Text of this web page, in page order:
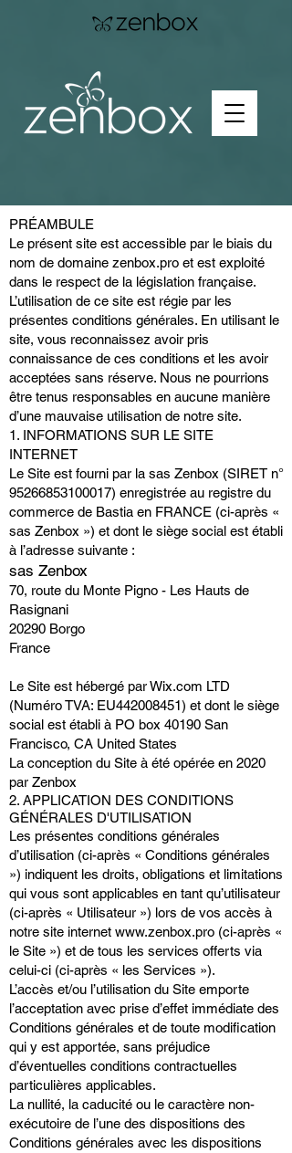
PRÉAMBULE
Le présent site est accessible par le biais du
nom de domaine zenbox.pro et est exploité
dans le respect de la législation française.
L’utilisation de ce site est régie par les
présentes conditions générales. En utilisant le
site, vous reconnaissez avoir pris
connaissance de ces conditions et les avoir
acceptées sans réserve. Nous ne pourrions
être tenus responsables en aucune manière
d’une mauvaise utilisation de notre site.
1. INFORMATIONS SUR LE SITE
INTERNET
Le Site est fourni par la sas Zenbox (SIRET n°
95266853100017) enregistrée au registre du
commerce de Bastia en FRANCE (ci-après «
sas Zenbox ») et dont le siège social est établi
à l’adresse suivante :
sas Zenbox
70, route du Monte Pigno - Les Hauts de
Rasignani
20290 Borgo
France
Le Site est hébergé par Wix.com LTD
(Numéro TVA: EU442008451) et dont le siège
social est établi à PO box 40190 San
Francisco, CA United States
La conception du Site à été opérée en 2020
par Zenbox
2. APPLICATION DES CONDITIONS
GÉNÉRALES D'UTILISATION
Les présentes conditions générales
d’utilisation (ci-après « Conditions générales
») indiquent les droits, obligations et limitations
qui vous sont applicables en tant qu’utilisateur
(ci-après « Utilisateur ») lors de vos accès à
notre site internet www.zenbox.pro (ci-après «
le Site ») et de tous les services offerts via
celui-ci (ci-après « les Services »).
L’accès et/ou l’utilisation du Site emporte
l’acceptation avec prise d’effet immédiate des
Conditions générales et de toute modification
qui y est apportée, sans préjudice
d’éventuelles conditions contractuelles
particulières applicables.
La nullité, la caducité ou le caractère non-
exécutoire de l’une des dispositions des
Conditions générales avec les dispositions